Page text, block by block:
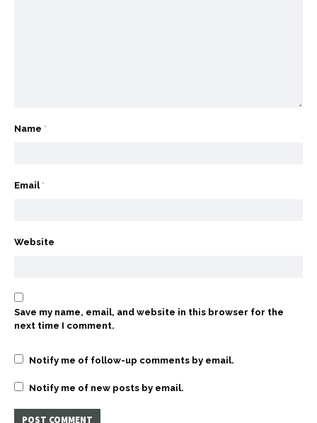
Name *
Email *
Website
Save my name, email, and website in this browser for the
next time I comment.
Notify me of follow-up comments by email.
Notify me of new posts by email.